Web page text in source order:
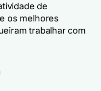
de
os melhores
trabalhar com